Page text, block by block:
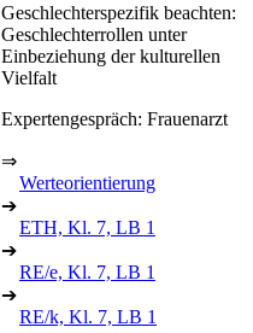
Geschlechterspezifik beachten:
Geschlechterrollen unter
Einbeziehung der kulturellen
Vielfalt
Expertengespräch: Frauenarzt
⇒
Werteorientierung
➔
ETH, Kl. 7, LB 1
➔
RE/e, Kl. 7, LB 1
➔
RE/k, Kl. 7, LB 1